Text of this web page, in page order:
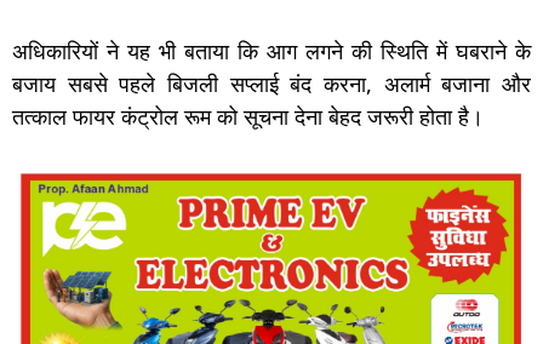
अधिकारियों ने यह भी बताया कि आग लगने की स्थिति में घबराने के
बजाय सबसे पहले बिजली सप्लाई बंद करना, अलार्म बजाना और
तत्काल फायर कंट्रोल रूम को सूचना देना बेहद जरूरी होता है।